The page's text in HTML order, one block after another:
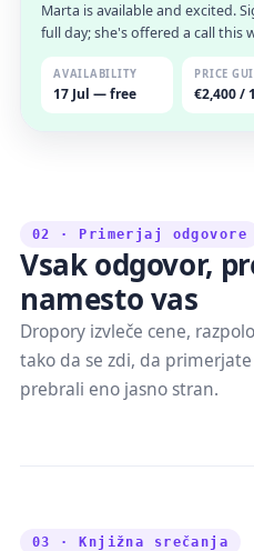
Marta is available and excited.
full day; she's offered a call this
AVAILABILITY
17 Jul — free
PRICE
€2,400 /
02 · Primerjaj odgovore
Vsak odgovor,
namesto vas
Dropory izvleče cene,
tako da se zdi, da
prebrali eno jasno stran.
03 · Knjižna srečanja